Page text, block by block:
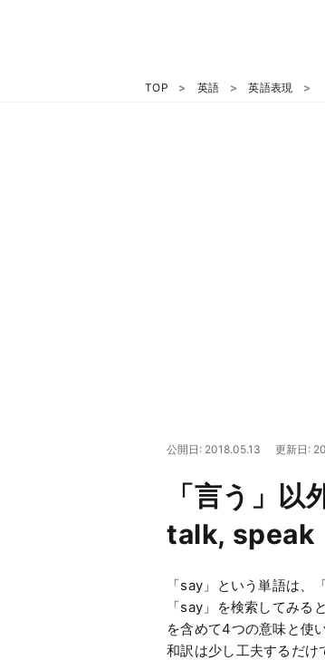
TOP 英語 英語表現
公開日: 2018.05.13 更新日:
「言う」
talk, speak
「say」という単語は、
「say」を検索してみる
を含めて4つの意味と使
和訳は少し工夫するだけ